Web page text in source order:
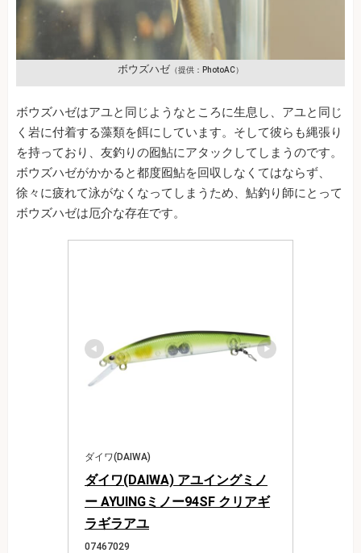
ボウズハゼ （提供：PhotoAC）
ボウズハゼはアユと同じようなところに生息し、アユと同じ
く岩に付着する藻類を餌にしています。そして彼らも縄張り
を持っており、友釣りの囮鮎にアタックしてしまうのです。
ボウズハゼがかかると都度囮鮎を回収しなくてはならず、
徐々に疲れて泳がなくなってしまうため、鮎釣り師にとって
ボウズハゼは厄介な存在です。
ダイワ(DAIWA)
ダイワ(DAIWA) アユイングミノ
ー AYUINGミノー94SF クリアギ
ラギラアユ
07467029